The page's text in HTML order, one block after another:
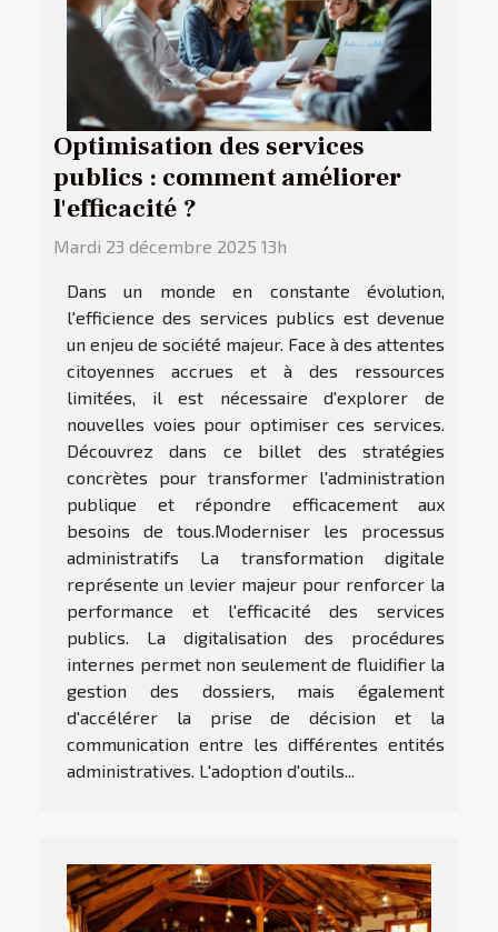
Optimisation des services
publics : comment améliorer
l'efficacité ?
Mardi 23 décembre 2025 13h
Dans un monde en constante évolution,
l'efficience des services publics est devenue
un enjeu de société majeur. Face à des attentes
citoyennes accrues et à des ressources
limitées, il est nécessaire d'explorer de
nouvelles voies pour optimiser ces services.
Découvrez dans ce billet des stratégies
concrètes pour transformer l'administration
publique et répondre efficacement aux
besoins de tous.Moderniser les processus
administratifs La transformation digitale
représente un levier majeur pour renforcer la
performance et l'efficacité des services
publics. La digitalisation des procédures
internes permet non seulement de fluidifier la
gestion des dossiers, mais également
d'accélérer la prise de décision et la
communication entre les différentes entités
administratives. L'adoption d'outils...